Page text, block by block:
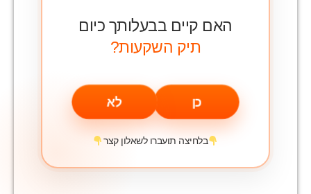
האם קיים בבעלותך כיום
תיק השקעות?
בלחיצה תועברו לשאלון קצר